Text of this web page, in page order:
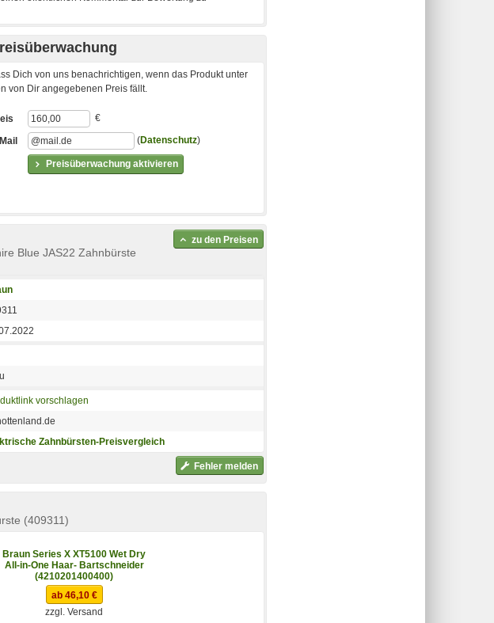
Dich von uns benachrichtigen, wenn das Produkt unter
von Dir angegebenen Preis fällt.
Preisüberwachung aktivieren
€
(Datenschutz)
Blue JAS22 Zahnbürste
zu den Preisen
vorschlagen
Zahnbürsten-Preisvergleich
Fehler melden
(409311)
Braun Series X XT5100 Wet Dry
All-in-One Haar- Bartschneider
(4210201400400)
ab 46,10 €
zzgl. Versand